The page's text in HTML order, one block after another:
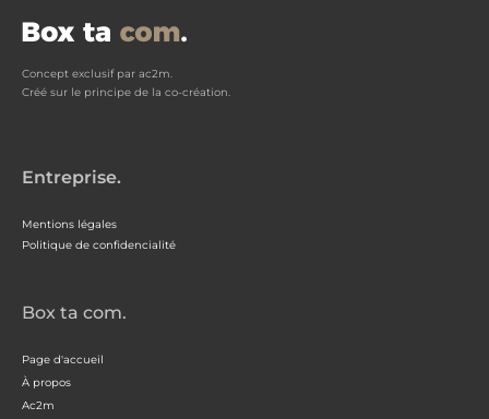
Concept exclusif par ac2m.
Créé sur le principe de la co-création.
Entreprise.
Mentions légales
Politique de confidencialité
Box ta com.
Page d'accueil
À propos
Ac2m